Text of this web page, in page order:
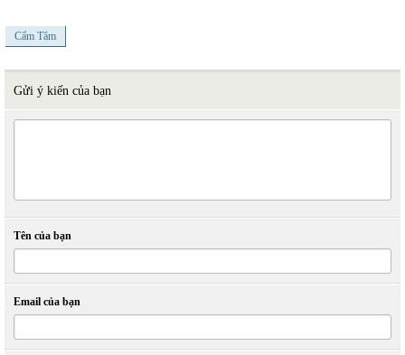
Cẩm Tâm
Gửi ý kiến của bạn
Tên của bạn
Email của bạn